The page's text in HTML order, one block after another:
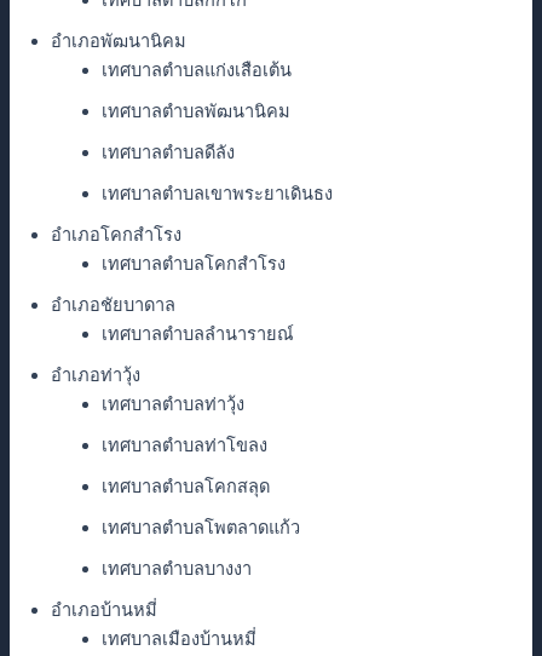
อำเภอพัฒนานิคม
เทศบาลตำบลแก่งเสือเต้น
เทศบาลตำบลพัฒนานิคม
เทศบาลตำบลดีลัง
เทศบาลตำบลเขาพระยาเดินธง
อำเภอโคกสำโรง
เทศบาลตำบลโคกสำโรง
อำเภอชัยบาดาล
เทศบาลตำบลลำนารายณ์
อำเภอท่าวุ้ง
เทศบาลตำบลท่าวุ้ง
เทศบาลตำบลท่าโขลง
เทศบาลตำบลโคกสลุด
เทศบาลตำบลโพตลาดแก้ว
เทศบาลตำบลบางงา
อำเภอบ้านหมี่
เทศบาลเมืองบ้านหมี่